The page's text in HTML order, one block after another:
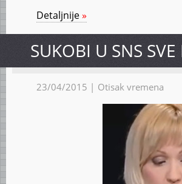
Detaljnije»
SUKOBI U SNS
23/04/2015 | Otisak vremena